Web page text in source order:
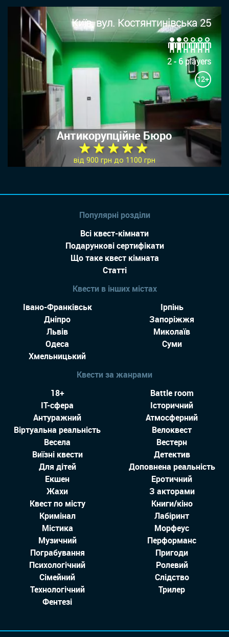
Київ, вул. Костянтинівська 25
2 - 6 players
12+
Антикорупційне Бюро
★ ★ ★ ★ ★
від 900 грн до 1100 грн
Популярні розділи
Всі квест-кімнати
Подарункові сертифікати
Що таке квест кімната
Статті
Квести в інших містах
Івано-Франківськ
Ірпінь
Дніпро
Запоріжжя
Львів
Миколаїв
Одеса
Суми
Хмельницький
Квести за жанрами
18+
Battle room
IT-сфера
Історичний
Антуражний
Атмосферний
Віртуальна реальність
Велоквест
Весела
Вестерн
Виїзні квести
Детектив
Для дітей
Доповнена реальність
Екшен
Еротичний
Жахи
З акторами
Квест по місту
Книги/кіно
Кримінал
Лабіринт
Містика
Морфеус
Музичний
Перформанс
Пограбування
Пригоди
Психологічний
Ролевий
Сімейний
Слідство
Технологiчний
Трилер
Фентезі